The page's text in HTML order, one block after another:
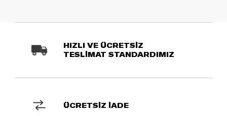
HIZLI VE ÜCRETSİZ
TESLİMAT STANDARDIMIZ
ÜCRETSİZ İADE